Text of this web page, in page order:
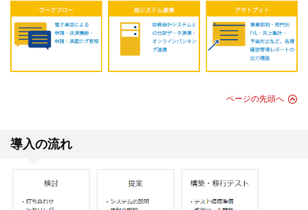
ページの先頭へ
導入の流れ